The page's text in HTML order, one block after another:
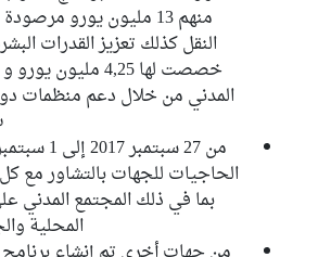
منهم 13 مليون يورو
النقل كذلك تعزيز القدرات
خصصت لها 4,25
المدني من خلال دعم منظمات
الحاجيات للجهات بالتشاور مع
بما في ذلك المجتمع المدني
المحلية